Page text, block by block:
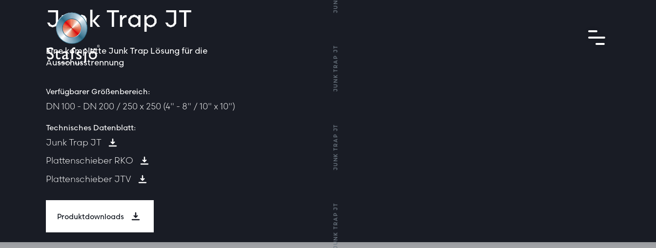
JUNK TRAP JT
JUNK TRAP JT
JUNK TRAP JT
Junk Trap JT
Eine komplette Junk Trap Lösung für die
Ausschusstrennung
Verfügbarer Größenbereich:
DN 100 - DN 200 / 250 x 250 (4" - 8" / 10" x 10")
Technisches Datenblatt:
Junk Trap JT
Plattenschieber RKO
Plattenschieber JTV
Produktdownloads